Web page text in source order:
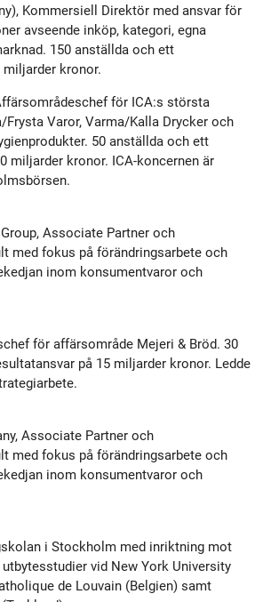
Kommersiell Direktör med ansvar för
avseende inköp, kategori, egna
150 anställda och ett
kronor.
för ICA:s största
Varor, Varma/Kalla Drycker och
50 anställda och ett
miljarder kronor. ICA-koncernen är
Associate Partner och
med fokus på förändringsarbete och
inom konsumentvaror och
för affärsområde Mejeri & Bröd. 30
på 15 miljarder kronor. Ledde
Associate Partner och
med fokus på förändringsarbete och
inom konsumentvaror och
i Stockholm med inriktning mot
vid New York University
de Louvain (Belgien) samt